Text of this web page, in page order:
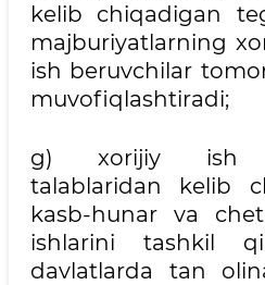
kelib chiqadigan
majburiyatlarning
ish beruvchilar
muvofiqlashtiradi;
g) xorijiy ish
talablaridan kelib
kasb-hunar va
ishlarini tashkil
davlatlarda tan